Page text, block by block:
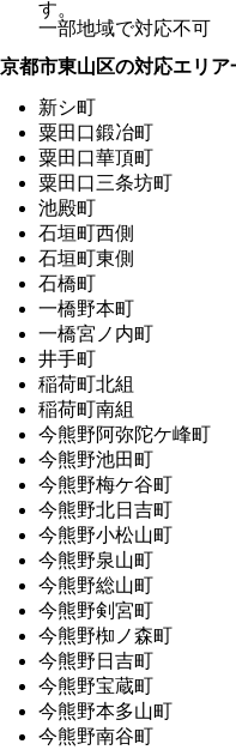
す。
一部地域で対応不可
京都市東山区の対応エリア
新シ町
粟田口鍛冶町
粟田口華頂町
粟田口三条坊町
池殿町
石垣町西側
石垣町東側
石橋町
一橋野本町
一橋宮ノ内町
井手町
稲荷町北組
稲荷町南組
今熊野阿弥陀ケ峰町
今熊野池田町
今熊野梅ケ谷町
今熊野北日吉町
今熊野小松山町
今熊野泉山町
今熊野総山町
今熊野剣宮町
今熊野椥ノ森町
今熊野日吉町
今熊野宝蔵町
今熊野本多山町
今熊野南谷町